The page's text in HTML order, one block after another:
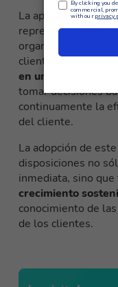
La aplicación
representa una
organización que
cliente. Esta
en una fuente de
tomar decisiones
continuamente la
del cliente.
La adopción de
disposiciones no
inmediata, sino
crecimiento
conocimiento de
de los clientes.